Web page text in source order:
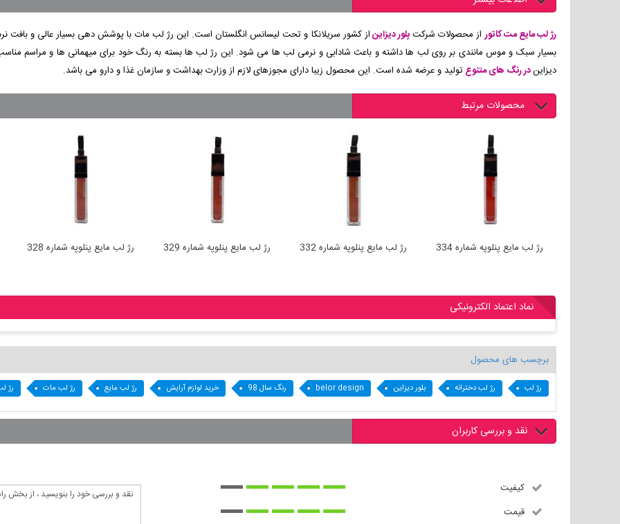
رژ لب مایع مت کاتور از محصولات شرکتبِلور دیزایناز کشور سریلانکا و تحت لیسانس انگلستان است. این رژ لب مات با پوشش دهی بسیار عالی و بافت
بسیار سبک و موس مانندی بر روی لب ها داشته و باعث شادابی و نرمی لب ها می شود. این رژ لب ها بسته به رنگ خود برای میهمانی ها و مراسم
دیزایندر رنگ های متنوعتولید و عرضه شده است. این محصول زیبا دارای مجوزهای لازم از وزارت بهداشت و سازمان غذا و دارو می باشد.
محصولات مرتبط
رژ لب مایع پنلوپه شماره 328 رژ لب مایع پنلوپه شماره 329 رژ لب مایع پنلوپه شماره 332 رژ لب مایع پنلوپه شماره 334
نماد اعتماد الکترونیکی
برچسب های محصول
رژ لب رژ لب دخترانه بلور دیزاین belor design رنگ سال 98 خرید لوازم آرایش رژ لب مایع رژ لب مات رژ
نقد و بررسی کاربران
کیفیت
قیمت